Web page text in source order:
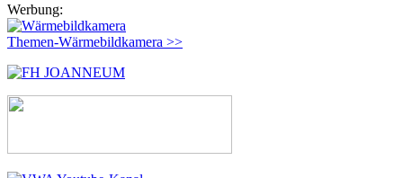
Werbung:
Themen-Wärmebildkamera >>